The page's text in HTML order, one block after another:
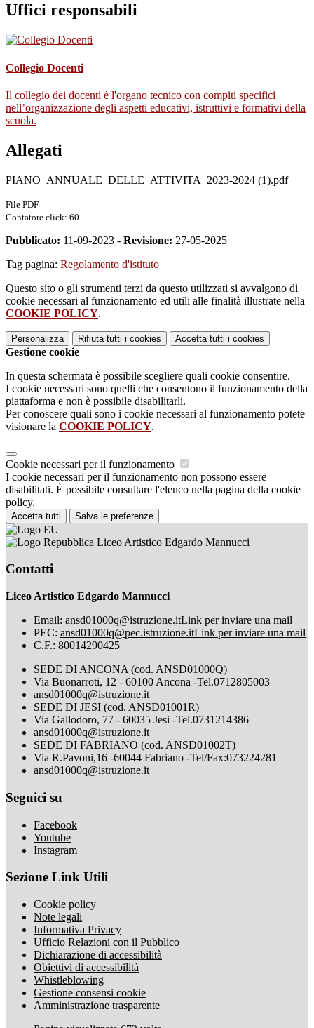
Uffici responsabili
Collegio Docenti
Il collegio dei docenti è l'organo tecnico con compiti specifici
nell’organizzazione degli aspetti educativi, istruttivi e formativi della
scuola.
Allegati
PIANO_ANNUALE_DELLE_ATTIVITA_2023-2024 (1).pdf
File PDF
Contatore click: 60
Pubblicato: 11-09-2023 - Revisione: 27-05-2025
Tag pagina: Regolamento d'istituto
Questo sito o gli strumenti terzi da questo utilizzati si avvalgono di
cookie necessari al funzionamento ed utili alle finalità illustrate nella
COOKIE POLICY.
Personalizza Rifiuta tutti i cookies Accetta tutti i cookies
Gestione cookie
In questa schermata è possibile scegliere quali cookie consentire.
I cookie necessari sono quelli che consentono il funzionamento della
piattaforma e non è possibile disabilitarli.
Per conoscere quali sono i cookie necessari al funzionamento potete
visionare la COOKIE POLICY.
Cookie necessari per il funzionamento
I cookie necessari per il funzionamento non possono essere
disabilitati. È possibile consultare l'elenco nella pagina della cookie
policy.
Accetta tutti Salva le preferenze
Liceo Artistico Edgardo Mannucci
Contatti
Liceo Artistico Edgardo Mannucci
Email: ansd01000q@istruzione.itLink per inviare una mail
PEC: ansd01000q@pec.istruzione.itLink per inviare una mail
C.F.: 80014290425
SEDE DI ANCONA (cod. ANSD01000Q)
Via Buonarroti, 12 - 60100 Ancona -Tel.0712805003
ansd01000q@istruzione.it
SEDE DI JESI (cod. ANSD01001R)
Via Gallodoro, 77 - 60035 Jesi -Tel.0731214386
ansd01000q@istruzione.it
SEDE DI FABRIANO (cod. ANSD01002T)
Via R.Pavoni,16 -60044 Fabriano -Tel/Fax:073224281
ansd01000q@istruzione.it
Seguici su
Facebook
Youtube
Instagram
Sezione Link Utili
Cookie policy
Note legali
Informativa Privacy
Ufficio Relazioni con il Pubblico
Dichiarazione di accessibilità
Obiettivi di accessibilità
Whistleblowing
Gestione consensi cookie
Amministrazione trasparente